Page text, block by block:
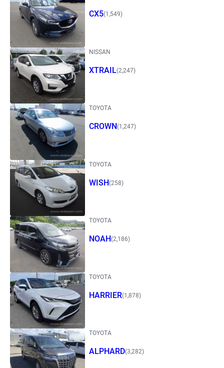
CX5(1,549)
NISSAN
XTRAIL(2,247)
TOYOTA
CROWN(1,247)
TOYOTA
WISH(258)
TOYOTA
NOAH(2,186)
TOYOTA
HARRIER(1,878)
TOYOTA
ALPHARD(3,282)